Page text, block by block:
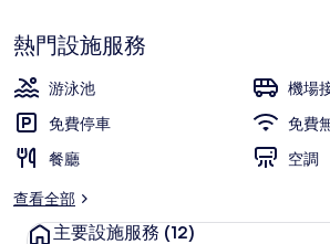
熱門設施服務
游泳池
機場
免費停車
免費
餐廳
空調
查看全部
主要設施服務 (12)